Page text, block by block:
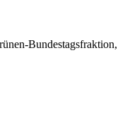
Bundestagsfraktion,